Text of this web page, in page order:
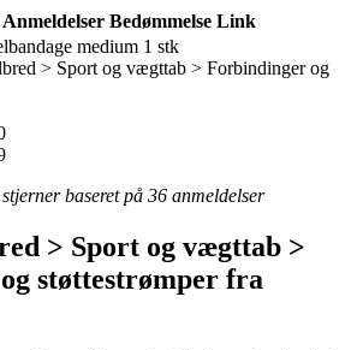
Anmeldelser Bedømmelse Link
medium 1 stk
> Sport og vægttab > Forbindinger og
baseret på 36 anmeldelser
> Sport og vægttab >
støttestrømper fra